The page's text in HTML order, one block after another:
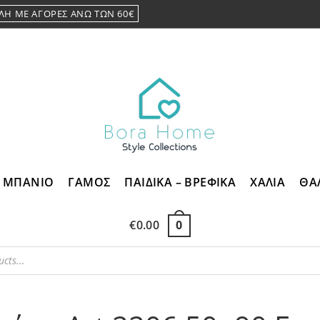
ΜΕ ΑΓΟΡΕΣ ΑΝΩ ΤΩΝ 60€
ΜΠΑΝΙΟ ΓΑΜΟΣ ΠΑΙΔΙΚΑ – ΒΡΕΦΙΚΑ ΧΑΛΙΑ
€0.00 0